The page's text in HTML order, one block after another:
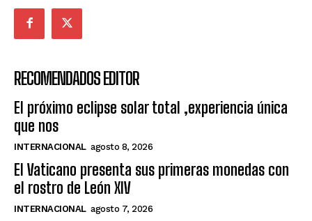
RECOMENDADOS EDITOR
El próximo eclipse solar total ,experiencia única
que nos
INTERNACIONAL agosto 8, 2026
El Vaticano presenta sus primeras monedas con
el rostro de León XIV
INTERNACIONAL agosto 7, 2026